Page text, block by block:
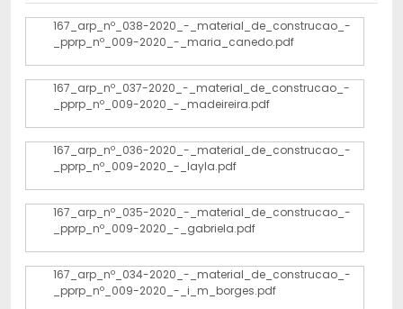
167_arp_nº_038-2020_-_material_de_construcao_-
_pprp_nº_009-2020_-_maria_canedo.pdf
167_arp_nº_037-2020_-_material_de_construcao_-
_pprp_nº_009-2020_-_madeireira.pdf
167_arp_nº_036-2020_-_material_de_construcao_-
_pprp_nº_009-2020_-_layla.pdf
167_arp_nº_035-2020_-_material_de_construcao_-
_pprp_nº_009-2020_-_gabriela.pdf
167_arp_nº_034-2020_-_material_de_construcao_-
_pprp_nº_009-2020_-_i_m_borges.pdf